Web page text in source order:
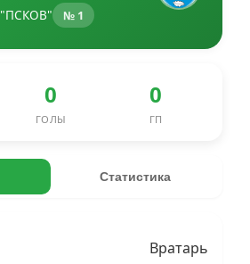
№ 1
0
ГОЛЫ
0
ГП
Статистика
Вратарь